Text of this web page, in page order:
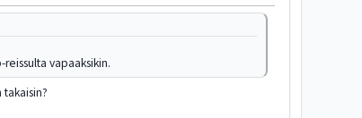
vapaaksikin.